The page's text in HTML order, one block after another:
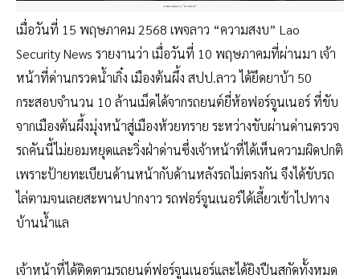
ภาพจากเพจลาว “ความสงบ”
เมื่อวันที่ 15 พฤษภาคม 2568 เพจลาว “ความสงบ” Lao
Security News รายงานว่า เมื่อวันที่ 10 พฤษภาคมที่ผ่านมา เจ้า
หน้าที่ด่านกรวดน้ำเกิ๋ง เมืองต้นผึ้ง สปป.ลาว ได้ยึดยาบ้า 50
กระสอบจำนวน 10 ล้านเม็ดได้จากรถยนต์ยี่ห้อฟอร์จูนเนอร์ ที่ขับ
จากเมืองต้นผึ้งมุ่งหน้าสู่เมืองห้วยทราย ระหว่างขับผ่านด่านตรวจ
รถคันนี้ไม่ยอมหยุดและวิ่งฝ่าด่านซึ่งเจ้าหน้าที่ได้เห็นความผิดปกติ
เพราะป้ายทะเบียนด้านหน้ากับด้านหลังรถไม่ตรงกัน จึงได้ขับรถ
ไล่ตามจนเลยสะพานปากงาว รถฟอร์จูนเนอร์ได้เลี้ยวเข้าไปทาง
บ้านน้ำแล
เจ้าหน้าที่ได้ติดตามรถยนต์ฟอร์จูนเนอร์และได้ยิงปืนสกัดทั้งหมด